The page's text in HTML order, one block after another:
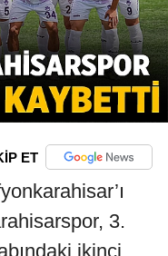
ET
3.
ikinci